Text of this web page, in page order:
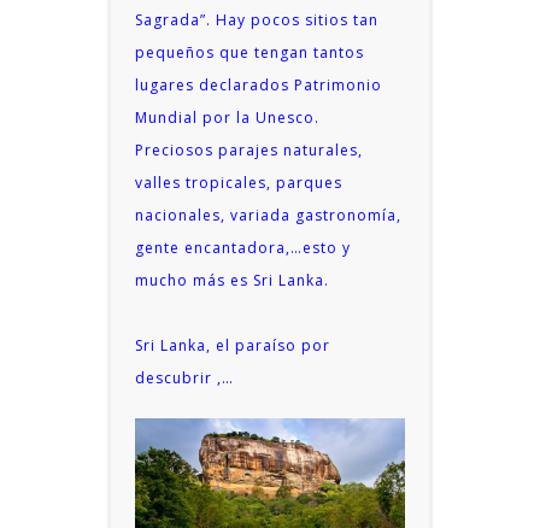
Sagrada”. Hay pocos sitios tan
pequeños que tengan tantos
lugares declarados Patrimonio
Mundial por la Unesco.
Preciosos parajes naturales,
valles tropicales, parques
nacionales, variada gastronomía,
gente encantadora,…esto y
mucho más es Sri Lanka.
Sri Lanka, el paraíso por
descubrir ,…